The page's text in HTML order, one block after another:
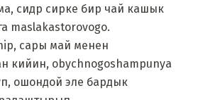
сидр сирке бир чай кашык
maslakastorovogo.
сары май менен
кийин, obychnogoshampunya
ошондой эле бардык